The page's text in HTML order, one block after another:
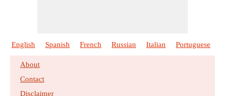
English Spanish French Russian Italian Portuguese
About
Contact
Disclaimer